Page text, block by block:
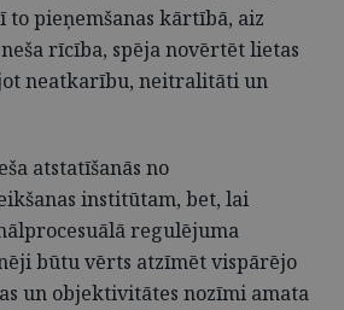
to pieņemšanas kārtībā, aiz
rīcība, spēja novērtēt lietas
neatkarību, neitralitāti un
atstatīšanās no
institūtam, bet, lai
regulējuma
būtu vērts atzīmēt vispārējo
un objektivitātes nozīmi amata